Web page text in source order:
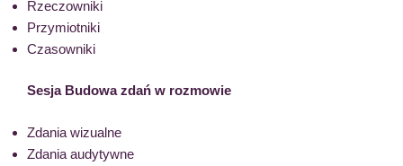
Rzeczowniki
Przymiotniki
Czasowniki
Sesja Budowa zdań w rozmowie
Zdania wizualne
Zdania audytywne